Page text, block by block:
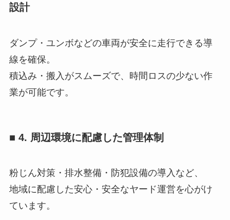
設計
ダンプ・ユンボなどの車両が安全に走行できる導
線を確保。
積込み・搬入がスムーズで、時間ロスの少ない作
業が可能です。
■ 4. 周辺環境に配慮した管理体制
粉じん対策・排水整備・防犯設備の導入など、
地域に配慮した安心・安全なヤード運営を心がけ
ています。